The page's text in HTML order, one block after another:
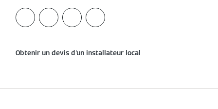
Obtenir un devis d'un installateur local